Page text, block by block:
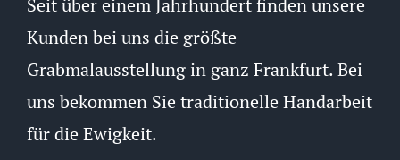
Seit über einem Jahrhundert finden unsere
Kunden bei uns die größte
Grabmalausstellung in ganz Frankfurt. Bei
uns bekommen Sie traditionelle Handarbeit
für die Ewigkeit.